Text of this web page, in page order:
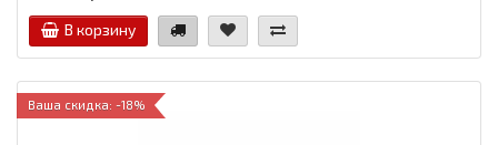
В корзину
Ваша скидка: -18%